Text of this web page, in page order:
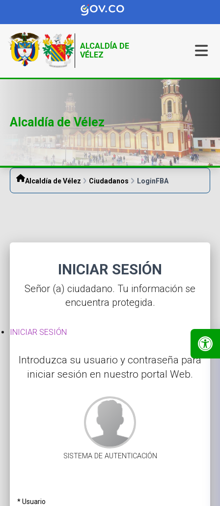
ALCALDÍA DE
VÉLEZ
Alcaldía de Vélez
Alcaldía de Vélez Ciudadanos LoginFBA
​INICIAR SESIÓN
Señor (a) ciudadano. Tu información se
encuentra protegida.
​INICIAR SESIÓN
Introduzca su usuario y contraseña para
iniciar sesión en nuestro portal Web.
SISTEMA DE AUTENTICACIÓN
* Usuario